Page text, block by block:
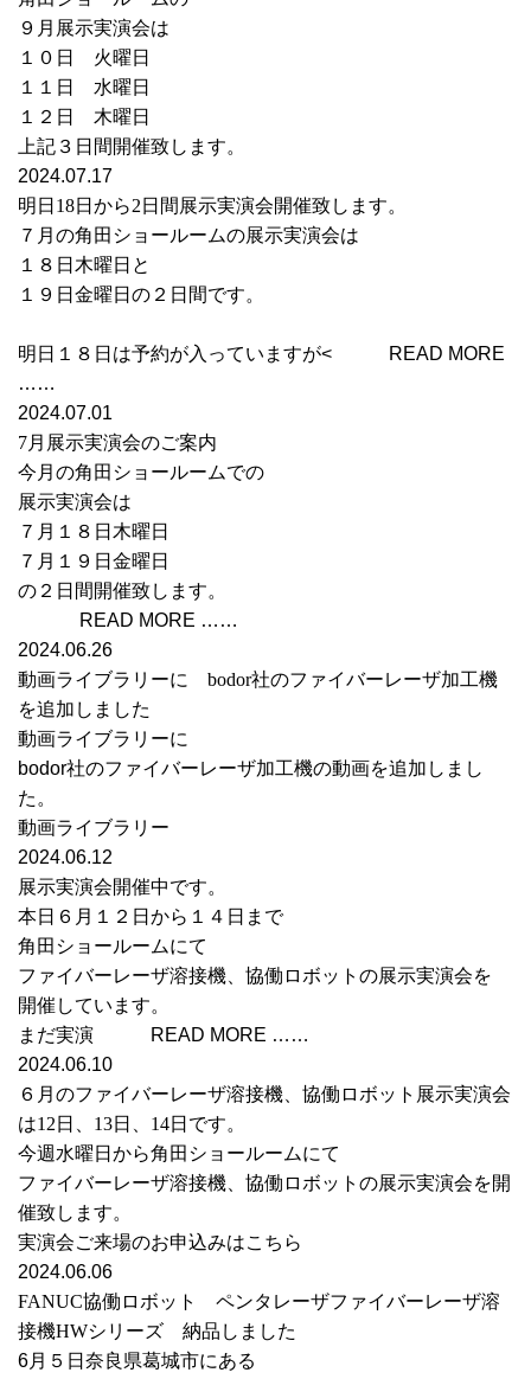
９月展示実演会は
１０日 火曜日
１１日 水曜日
１２日 木曜日
上記３日間開催致します。
2024.07.17
明日18日から2日間展示実演会開催致します。
７月の角田ショールームの展示実演会は
１８日木曜日と
１９日金曜日の２日間です。
明日１８日は予約が入っていますが< READ MORE
……
2024.07.01
7月展示実演会のご案内
今月の角田ショールームでの
展示実演会は
７月１８日木曜日
７月１９日金曜日
の２日間開催致します。
READ MORE ……
2024.06.26
動画ライブラリーに bodor社のファイバーレーザ加工機
を追加しました
動画ライブラリーに
bodor社のファイバーレーザ加工機の動画を追加しまし
た。
動画ライブラリー
2024.06.12
展示実演会開催中です。
本日６月１２日から１４日まで
角田ショールームにて
ファイバーレーザ溶接機、協働ロボットの展示実演会を
開催しています。
まだ実演 READ MORE ……
2024.06.10
６月のファイバーレーザ溶接機、協働ロボット展示実演会
は12日、13日、14日です。
今週水曜日から角田ショールームにて
ファイバーレーザ溶接機、協働ロボットの展示実演会を開
催致します。
実演会ご来場のお申込みはこちら
2024.06.06
FANUC協働ロボット ペンタレーザファイバーレーザ溶
接機HWシリーズ 納品しました
6月５日奈良県葛城市にある